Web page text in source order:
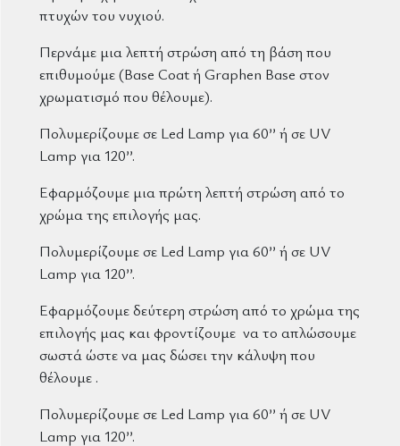
πτυχών του νυχιού.
Περνάμε μια λεπτή στρώση από τη βάση που
επιθυμούμε (Base Coat ή Graphen Base στον
χρωματισμό που θέλουμε).
Πολυμερίζουμε σε Led Lamp για 60’’ ή σε UV
Lamp για 120’’.
Εφαρμόζουμε μια πρώτη λεπτή στρώση από το
χρώμα της επιλογής μας.
Πολυμερίζουμε σε Led Lamp για 60’’ ή σε UV
Lamp για 120’’.
Εφαρμόζουμε δεύτερη στρώση από το χρώμα της
επιλογής μας και φροντίζουμε να το απλώσουμε
σωστά ώστε να μας δώσει την κάλυψη που
θέλουμε .
Πολυμερίζουμε σε Led Lamp για 60’’ ή σε UV
Lamp για 120’’.